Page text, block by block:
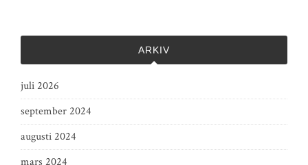
ARKIV
juli 2026
september 2024
augusti 2024
mars 2024